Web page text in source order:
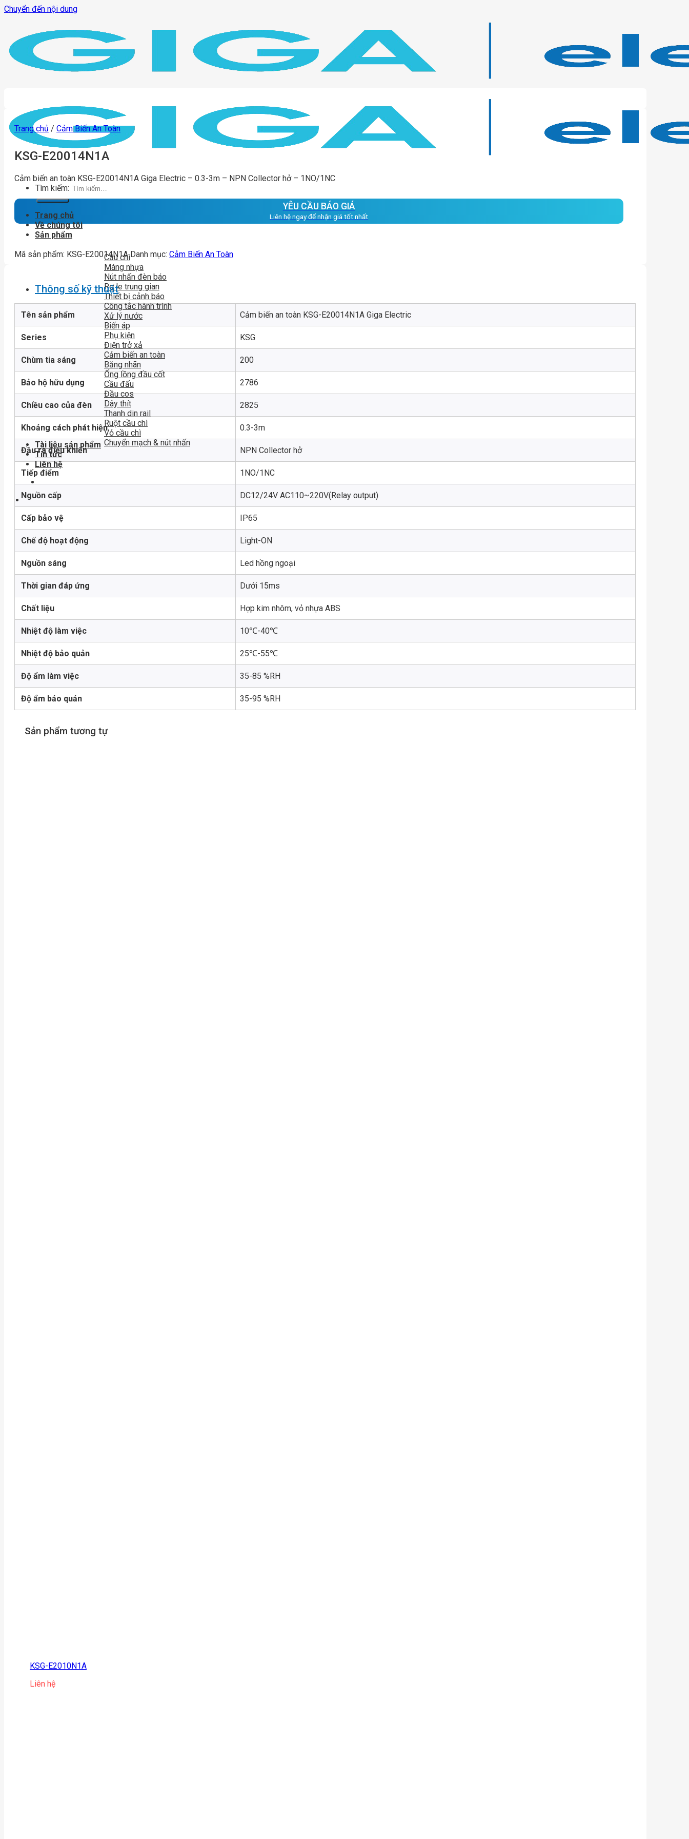
Chuyển đến nội dung
Tìm kiếm:
Trang chủ
Về chúng tôi
Sản phẩm
Cầu chì
Máng nhựa
Nút nhấn đèn báo
Rơ le trung gian
Thiết bị cảnh báo
Công tắc hành trình
Xử lý nước
Biến áp
Phụ kiện
Điện trở xả
Cảm biến an toàn
Băng nhãn
Ống lồng đầu cốt
Cầu đấu
Đầu cos
Dây thít
Thanh din rail
Ruột cầu chì
Vỏ cầu chì
Chuyển mạch & nút nhấn
Tài liệu sản phẩm
Tin tức
Liên hệ
Trang chủ / Cảm Biến An Toàn
KSG-E20014N1A
Cảm biến an toàn KSG-E20014N1A Giga Electric – 0.3-3m – NPN Collector hở – 1NO/1NC
YÊU CẦU BÁO GIÁ
Liên hệ ngay để nhận giá tốt nhất
Mã sản phẩm: KSG-E20014N1A Danh mục: Cảm Biến An Toàn
Thông số kỹ thuật
Tên sản phẩm Cảm biến an toàn KSG-E20014N1A Giga Electric
Series KSG
Chùm tia sáng 200
Bảo hộ hữu dụng 2786
Chiều cao của đèn 2825
Khoảng cách phát hiện 0.3-3m
Đầu ra điều khiển NPN Collector hở
Tiếp điểm 1NO/1NC
Nguồn cấp DC12/24V AC110~220V(Relay output)
Cấp bảo vệ IP65
Chế độ hoạt động Light-ON
Nguồn sáng Led hồng ngoại
Thời gian đáp ứng Dưới 15ms
Chất liệu Hợp kim nhôm, vỏ nhựa ABS
Nhiệt độ làm việc 10℃-40℃
Nhiệt độ bảo quản 25℃-55℃
Độ ẩm làm việc 35-85 %RH
Độ ẩm bảo quản 35-95 %RH
Sản phẩm tương tự
KSG-E2010N1A
Liên hệ